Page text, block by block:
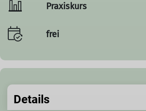
Praxiskurs
frei
Details